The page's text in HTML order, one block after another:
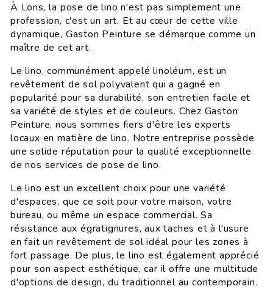
À Lons, la pose de lino n'est pas simplement une
profession, c'est un art. Et au cœur de cette ville
dynamique, Gaston Peinture se démarque comme un
maître de cet art.
Le lino, communément appelé linoléum, est un
revêtement de sol polyvalent qui a gagné en
popularité pour sa durabilité, son entretien facile et
sa variété de styles et de couleurs. Chez Gaston
Peinture, nous sommes fiers d'être les experts
locaux en matière de lino. Notre entreprise possède
une solide réputation pour la qualité exceptionnelle
de nos services de pose de lino.
Le lino est un excellent choix pour une variété
d'espaces, que ce soit pour votre maison, votre
bureau, ou même un espace commercial. Sa
résistance aux égratignures, aux taches et à l'usure
en fait un revêtement de sol idéal pour les zones à
fort passage. De plus, le lino est également apprécié
pour son aspect esthétique, car il offre une multitude
d'options de design, du traditionnel au contemporain.